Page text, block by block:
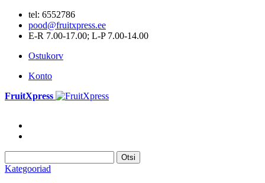
tel: 6552786
pood@fruitxpress.ee
E-R 7.00-17.00; L-P 7.00-14.00
Ostukorv
Konto
FruitXpress
Otsi
Kategooriad